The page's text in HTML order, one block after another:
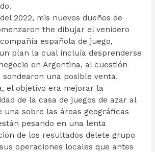
2022, mis nuevos dueños de
the dibujar el venidero
española de juego,
plan la cual incluía desprenderse
en Argentina, al cuestión
sondearon una posible venta.
el objetivo era mejorar la
de la casa de juegos de azar al
una sobre las áreas geográficas
pesando en una lenta
de los resultados delete grupo
operaciones locales que antes